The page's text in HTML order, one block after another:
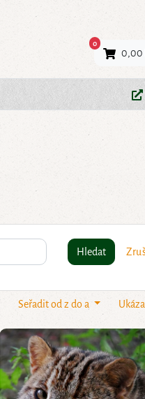
0×
0,00
Hledat
Seřadit od z do a